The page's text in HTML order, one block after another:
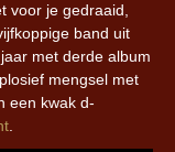
voor je gedraaid,
band uit
met derde album
mengsel met
een kwak d-
.